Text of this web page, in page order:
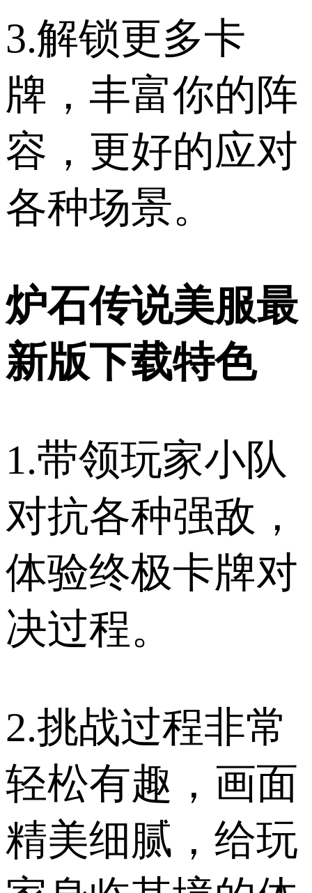
3.解锁更多卡
牌，丰富你的阵
容，更好的应对
各种场景。
炉石传说美服最
新版下载特色
1.带领玩家小队
对抗各种强敌，
体验终极卡牌对
决过程。
2.挑战过程非常
轻松有趣，画面
精美细腻，给玩